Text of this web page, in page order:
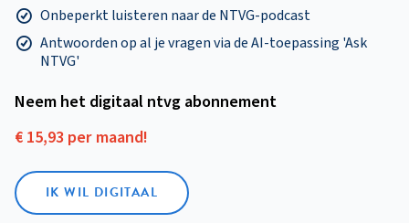
Onbeperkt luisteren naar de NTVG-podcast
Antwoorden op al je vragen via de AI-toepassing 'Ask
NTVG'
Neem het digitaal ntvg abonnement
€ 15,93 per maand!
IK WIL DIGITAAL